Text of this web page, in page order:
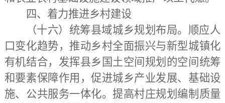
四、着力推进乡村建设
（十六）统筹县域城乡规划布局。 顺应人
口变化趋势，推动乡村全面振兴与新型城镇化
有机结合，发挥县乡国土空间规划的空间统筹
和要素保障作用，促进城乡产业发展、基础设
施、公共服务一体化。提高村庄规划编制质量